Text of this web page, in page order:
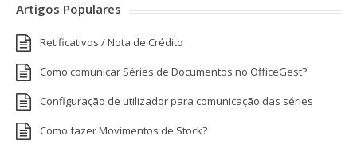
Artigos Populares
Retificativos / Nota de Crédito
Como comunicar Séries de Documentos no OfficeGest?
Configuração de utilizador para comunicação das séries
Como fazer Movimentos de Stock?